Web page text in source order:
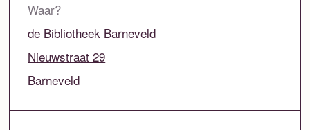
Waar?
de Bibliotheek Barneveld
Nieuwstraat 29
Barneveld